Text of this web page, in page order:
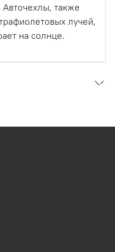
также
лучей,
на солнце.